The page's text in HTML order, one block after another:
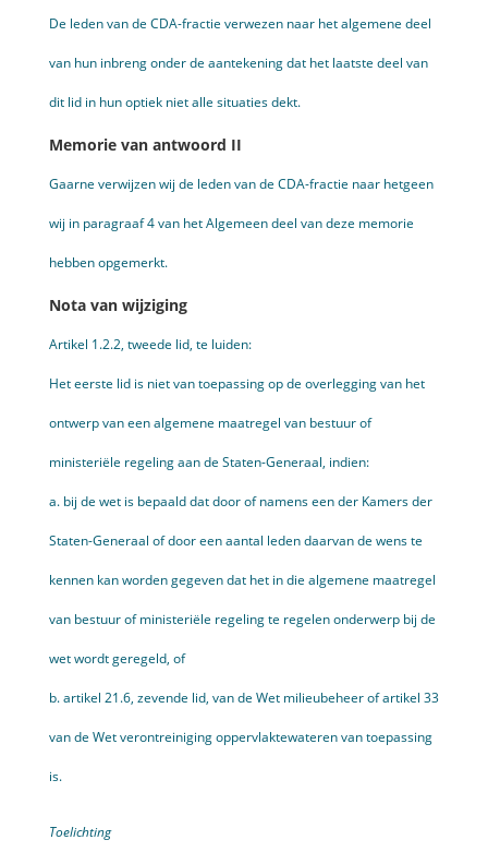
De leden van de CDA-fractie verwezen naar het algemene deel
van hun inbreng onder de aantekening dat het laatste deel van
dit lid in hun optiek niet alle situaties dekt.
Memorie van antwoord II
Gaarne verwijzen wij de leden van de CDA-fractie naar hetgeen
wij in paragraaf 4 van het Algemeen deel van deze memorie
hebben opgemerkt.
Nota van wijziging
Artikel 1.2.2, tweede lid, te luiden:
Het eerste lid is niet van toepassing op de overlegging van het
ontwerp van een algemene maatregel van bestuur of
ministeriële regeling aan de Staten-Generaal, indien:
a. bij de wet is bepaald dat door of namens een der Kamers der
Staten-Generaal of door een aantal leden daarvan de wens te
kennen kan worden gegeven dat het in die algemene maatregel
van bestuur of minis­teriële regeling te regelen onderwerp bij de
wet wordt geregeld, of
b. artikel 21.6, zevende lid, van de Wet milieubeheer of artikel 33
van de Wet verontreiniging oppervlaktewateren van toepassing
is.
Toelichting